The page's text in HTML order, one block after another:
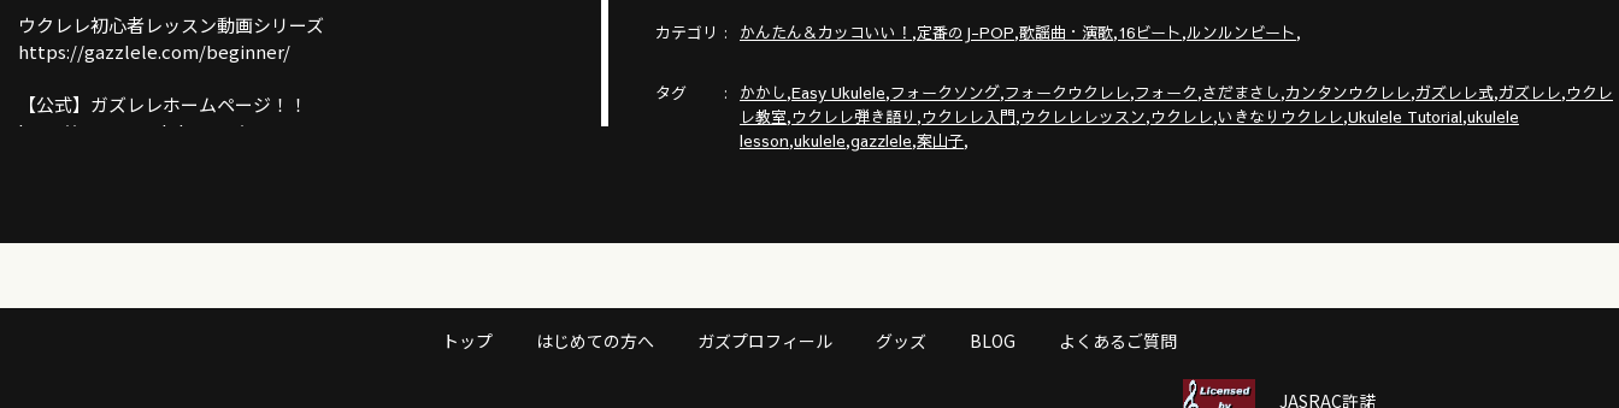
カテゴリ かんたん＆カッコいい！ ,定番のJ-POP,歌謡曲・演歌,16ビート,ルンルンビート,
タグ かかし,Easy Ukulele,フォークソング,フォークウクレレ,フォーク,さだまさし,カンタンウクレレ,ガズレレ式,ガズレレ,ウクレ
レ教室,ウクレレ弾き語り ,ウクレレ入門,ウクレレレッスン,ウクレレ,いきなりウクレレ,Ukulele Tutorial,ukulele
lesson,ukulele,gazzlele,案山子,
ウクレレ初心者レッスン動画シリーズ
https://gazzlele.com/beginner/
【公式】ガズレレホームページ！！
http://www.gazzlele.com/
トップ はじめての方へ ガズプロフィール グッズ BLOG よくあるご質問
JASRAC許諾